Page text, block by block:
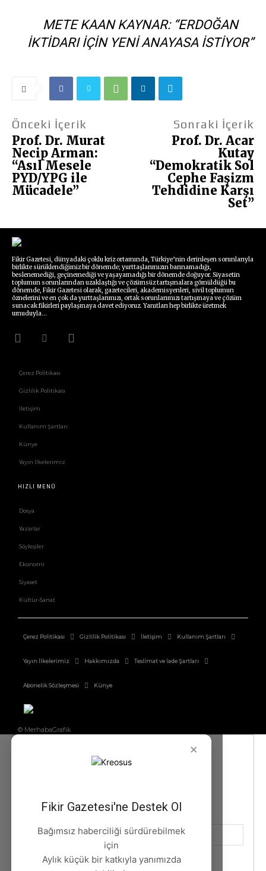
METE KAAN KAYNAR: “ERDOĞAN
İKTIDARI IÇIN YENI ANAYASA İSTIYOR”
Önceki İçerik
Prof. Dr. Murat
Necip Arman:
“Asıl Mesele
PYD/YPG ile
Mücadele”
Sonraki İçerik
Prof. Dr. Acar
Kutay
“Demokratik Sol
Cephe Faşizm
Tehdidine Karşı
Set”
Fikir Gazetesi, dünyadaki çoklu kriz ortamında, Türkiye’nin derinleşen sorunlarıyla
birlikte sürüklendiğimiz bir dönemde; yurttaşlarımızın barınamadığı,
beslenemediği, geçinemediği ve yaşayamadığı bir dönemde doğuyor. Siyasetin
toplumun sorunlarından uzaklaştığı ve çözümsüz tartışmalara gömüldüğü bu
dönemde, Fikir Gazetesi olarak, gazetecileri, akademisyenleri, sivil toplumun
öznelerini ve en çok da yurttaşlarımızı, ortak sorunlarımızı tartışmaya ve çözüm
sunacak fikirleri paylaşmaya davet ediyoruz. Yanıtları hep birlikte üretmek
umuduyla...
Çerez Politikası
Gizlilik Politikası
İletişim
Kullanım Şartları
Künye
Yayın İlkelerimiz
HIZLI MENÜ
Dosya
Yazarlar
Söyleşiler
Ekonomi
Siyaset
Kültür-Sanat
Çerez Politikası Gizlilik Politikası İletişim Kullanım Şartları
Yayın İlkelerimiz Hakkımızda Teslimat ve İade Şartları
Abonelik Sözleşmesi Künye
© MerhabaGrafik
×
Fikir Gazetesi'ne Destek Ol
Bağımsız haberciliği sürdürebilmek
için
Aylık küçük bir katkıyla yanımızda